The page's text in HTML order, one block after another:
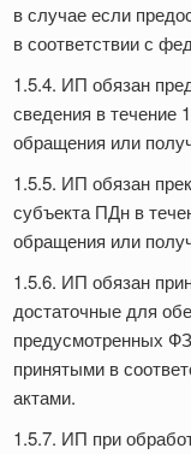
в случае если
в соответствии с
1.5.4. ИП обязан
сведения в течение
обращения или
1.5.5. ИП обязан
субъекта ПДн в
обращения или
1.5.6. ИП обязан
достаточные для
предусмотренных
принятыми в
актами.
1.5.7. ИП при